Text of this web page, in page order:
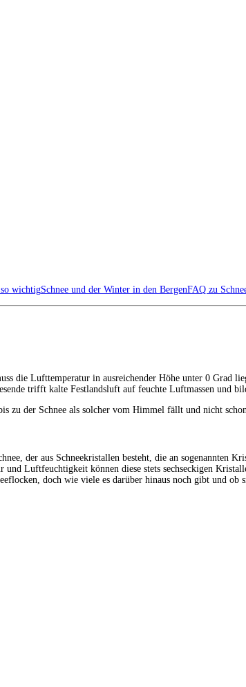
so wichtigSchnee und der Winter in den BergenFAQ zu
die Lufttemperatur in ausreichender Höhe unter 0 Grad
trifft kalte Festlandsluft auf feuchte Luftmassen und
zu der Schnee als solcher vom Himmel fällt und nicht
der aus Schneekristallen besteht, die an sogenannten
Luftfeuchtigkeit können diese stets sechseckigen
doch wie viele es darüber hinaus noch gibt und